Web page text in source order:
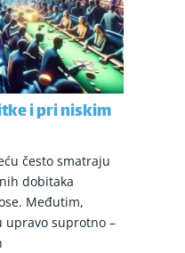
i pri niskim
često smatraju
dobitaka
Međutim,
upravo suprotno –